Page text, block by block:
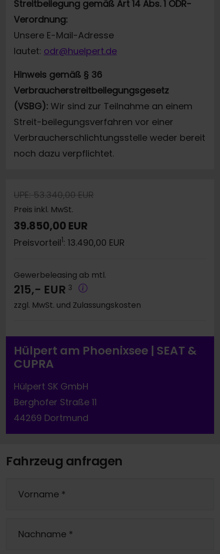
Streitbeilegung gemäß Art 14 Abs. 1 ODR-
Verordnung:
Unsere E-Mail-Adresse
lautet: odr@huelpert.de
Hinweis gemäß § 36
Verbraucherstreitbeilegungsgesetz
(VSBG): Wir sind zur Teilnahme an einem
Streit-beilegungsverfahren vor einer
Verbraucherschlichtungsstelle weder bereit
noch dazu verpflichtet.
UPE: 53.340,00 EUR
Preis inkl. MwSt.
39.850,00 EUR
Preisvorteil1: 13.490,00 EUR
Gewerbeleasing ab mtl.
215,- EUR 3
zzgl. MwSt. und Zulassungskosten
Hülpert am Phoenixsee | SEAT &
CUPRA
Hülpert SK GmbH
Berghofer Straße 11
44269 Dortmund
Fahrzeug anfragen
Vorname *
Nachname *